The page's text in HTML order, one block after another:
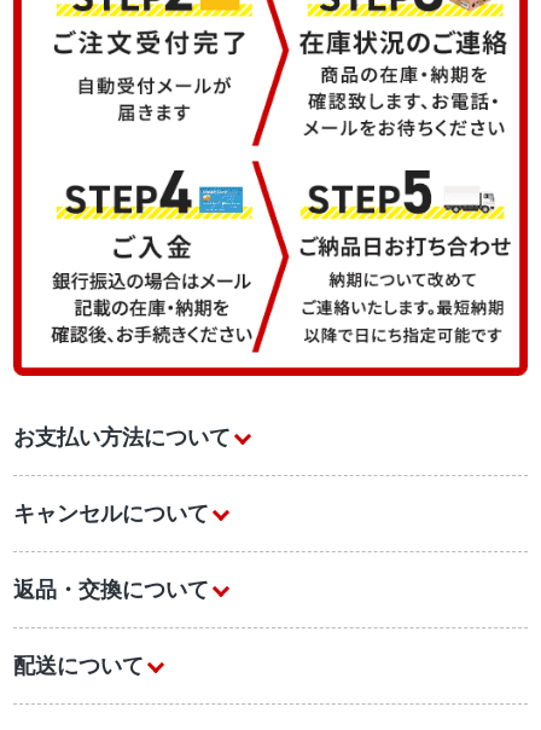
お支払い方法について
キャンセルについて
返品・交換について
配送について